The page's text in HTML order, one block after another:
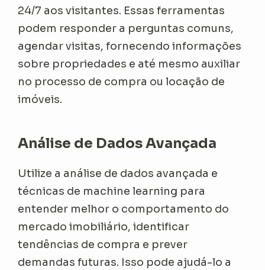
24/7 aos visitantes. Essas ferramentas
podem responder a perguntas comuns,
agendar visitas, fornecendo informações
sobre propriedades e até mesmo auxiliar
no processo de compra ou locação de
imóveis.
Análise de Dados Avançada
Utilize a análise de dados avançada e
técnicas de machine learning para
entender melhor o comportamento do
mercado imobiliário, identificar
tendências de compra e prever
demandas futuras. Isso pode ajudá-lo a